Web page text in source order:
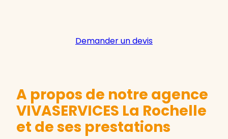
Demander un devis
A propos de notre agence
VIVASERVICES La Rochelle
et de ses prestations